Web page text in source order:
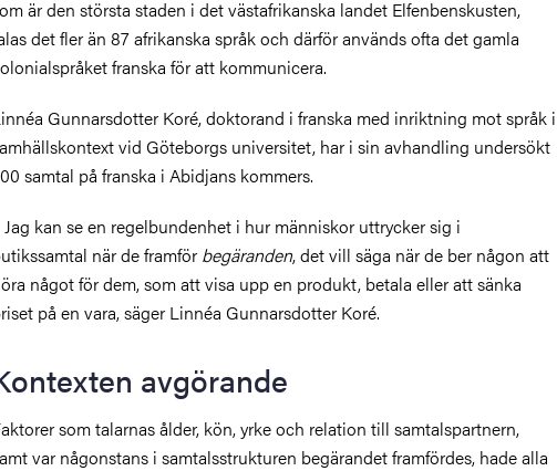
är den största staden i det västafrikanska landet Elfenbenskusten,
det fler än 87 afrikanska språk och därför används ofta det gamla
franska för att kommunicera.
Gunnarsdotter Koré, doktorand i franska med inriktning mot språk i
vid Göteborgs universitet, har i sin avhandling undersökt
samtal på franska i Abidjans kommers.
Jag kan se en regelbundenhet i hur människor uttrycker sig i
när de framför begäranden, det vill säga när de ber någon att
något för dem, som att visa upp en produkt, betala eller att sänka
på en vara, säger Linnéa Gunnarsdotter Koré.
avgörande
som talarnas ålder, kön, yrke och relation till samtalspartnern,
var någonstans i samtalsstrukturen begärandet framfördes, hade alla